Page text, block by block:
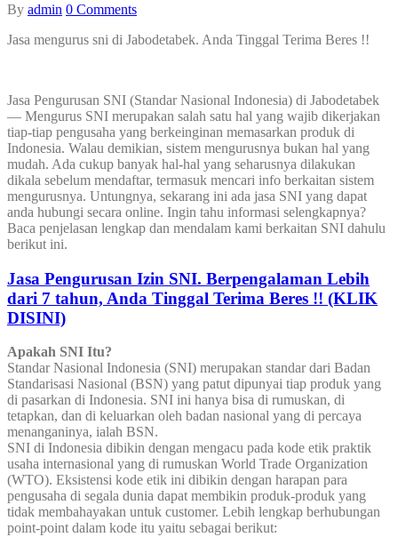
By admin 0 Comments
Jasa mengurus sni di Jabodetabek. Anda Tinggal Terima Beres !!
Jasa Pengurusan SNI (Standar Nasional Indonesia) di Jabodetabek
— Mengurus SNI merupakan salah satu hal yang wajib dikerjakan
tiap-tiap pengusaha yang berkeinginan memasarkan produk di
Indonesia. Walau demikian, sistem mengurusnya bukan hal yang
mudah. Ada cukup banyak hal-hal yang seharusnya dilakukan
dikala sebelum mendaftar, termasuk mencari info berkaitan sistem
mengurusnya. Untungnya, sekarang ini ada jasa SNI yang dapat
anda hubungi secara online. Ingin tahu informasi selengkapnya?
Baca penjelasan lengkap dan mendalam kami berkaitan SNI dahulu
berikut ini.
Jasa Pengurusan Izin SNI. Berpengalaman Lebih
dari 7 tahun, Anda Tinggal Terima Beres !! (KLIK
DISINI)
Apakah SNI Itu?
Standar Nasional Indonesia (SNI) merupakan standar dari Badan
Standarisasi Nasional (BSN) yang patut dipunyai tiap produk yang
di pasarkan di Indonesia. SNI ini hanya bisa di rumuskan, di
tetapkan, dan di keluarkan oleh badan nasional yang di percaya
menanganinya, ialah BSN.
SNI di Indonesia dibikin dengan mengacu pada kode etik praktik
usaha internasional yang di rumuskan World Trade Organization
(WTO). Eksistensi kode etik ini dibikin dengan harapan para
pengusaha di segala dunia dapat membikin produk-produk yang
tidak membahayakan untuk customer. Lebih lengkap berhubungan
point-point dalam kode itu yaitu sebagai berikut: